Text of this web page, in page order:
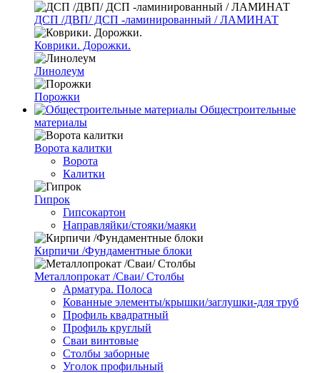
ДСП /ДВП/ ДСП -ламинированный / ЛАМИНАТ
Коврики. Дорожки.
Линолеум
Порожки
Общестроительные
материалы
Ворота калитки
Ворота
Калитки
Гипрок
Гипсокартон
Направляйки/стояки/маяки
Кирпичи /Фундаментные блоки
Металлопрокат /Сваи/ Столбы
Арматура. Полоса
Кованные элементы/крышки/заглушки-для труб
Профиль квадратный
Профиль круглый
Сваи винтовые
Столбы заборные
Уголок профильный